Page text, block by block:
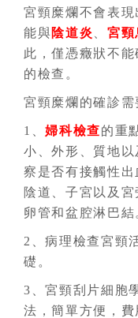
宮頸糜爛不會表
能與陰道炎 、宮頸
此，僅憑癥狀不
的檢查。
宮頸糜爛的確診需
1、婦科檢查的重
小、外形、質地
察是否有接觸性出
陰道、子宮以及
卵管和盆腔淋巴結
2、病理檢查宮頸
礎。
3、宮頸刮片細胞
法，簡單方便，